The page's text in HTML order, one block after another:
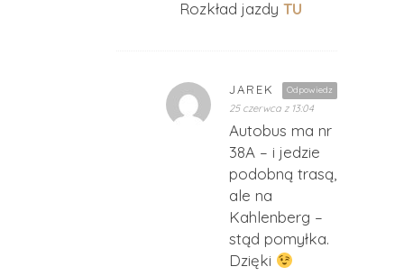
Rozkład jazdy TU
Odpowiedz
JAREK
25 czerwca z 13:04
Autobus ma nr
38A – i jedzie
podobną trasą,
ale na
Kahlenberg –
stąd pomyłka.
Dzięki